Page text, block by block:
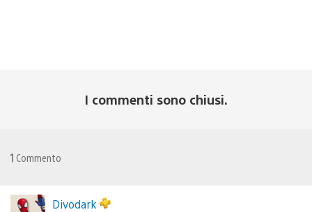
I commenti sono chiusi.
1 Commento
Divodark